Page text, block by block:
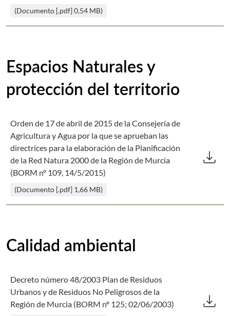
(Documento [.pdf] 0,54 MB)
Espacios Naturales y
protección del territorio
Orden de 17 de abril de 2015 de la Consejería de
Agricultura y Agua por la que se aprueban las
directrices para la elaboración de la Planificación
de la Red Natura 2000 de la Región de Murcia
(BORM nº 109, 14/5/2015)
(Documento [.pdf] 1,66 MB)
download
Calidad ambiental
Decreto número 48/2003 Plan de Residuos
Urbanos y de Residuos No Peligrosos de la
Región de Murcia (BORM nº 125; 02/06/2003)
download